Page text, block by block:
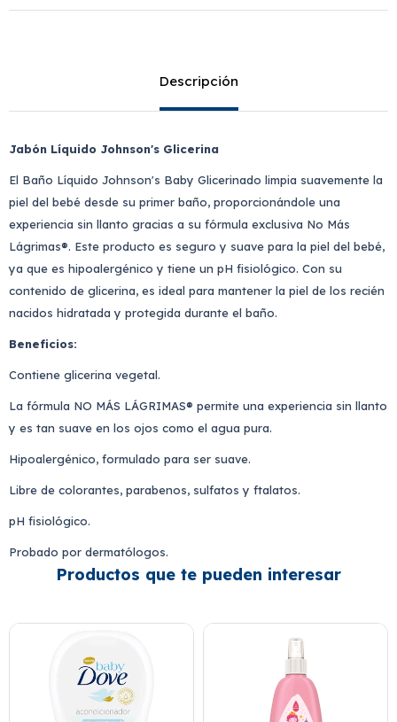
Descripción
Jabón Líquido Johnson's Glicerina
El Baño Líquido Johnson's Baby Glicerinado limpia suavemente la
piel del bebé desde su primer baño, proporcionándole una
experiencia sin llanto gracias a su fórmula exclusiva No Más
Lágrimas®. Este producto es seguro y suave para la piel del bebé,
ya que es hipoalergénico y tiene un pH fisiológico. Con su
contenido de glicerina, es ideal para mantener la piel de los recién
nacidos hidratada y protegida durante el baño.
Beneficios:
Contiene glicerina vegetal.
La fórmula NO MÁS LÁGRIMAS® permite una experiencia sin llanto
y es tan suave en los ojos como el agua pura.
Hipoalergénico, formulado para ser suave.
Libre de colorantes, parabenos, sulfatos y ftalatos.
pH fisiológico.
Probado por dermatólogos.
Productos que te pueden interesar